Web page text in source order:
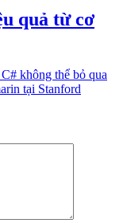
quả từ cơ
không thể bỏ qua
tại Stanford